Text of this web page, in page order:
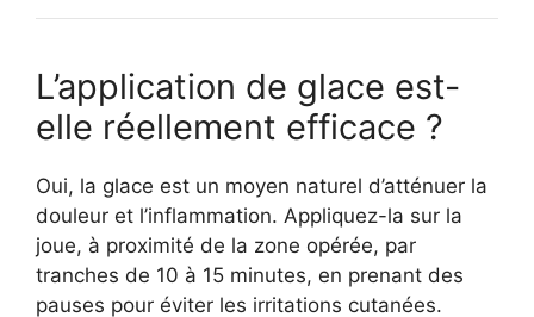
L’application de glace est-
elle réellement efficace ?
Oui, la glace est un moyen naturel d’atténuer la
douleur et l’inflammation. Appliquez-la sur la
joue, à proximité de la zone opérée, par
tranches de 10 à 15 minutes, en prenant des
pauses pour éviter les irritations cutanées.